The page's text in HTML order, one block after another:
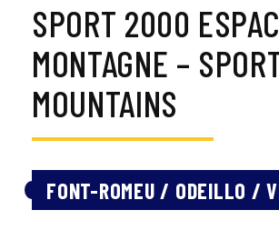
SPORT 2000
MONTAGNE –
MOUNTAINS
FONT-ROMEU / ODEILLO /